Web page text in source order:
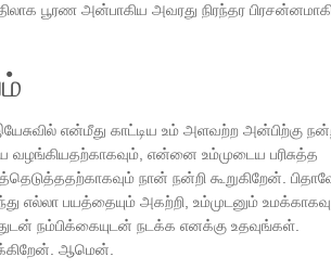
பூரண அன்பாகிய அவரது நிரந்தர
என்மீது காட்டிய உம் அளவற்ற அன்பிற்கு
வழங்கியதற்காகவும், என்னை உம்முடைய பரிசுத்த
தத்தெடுத்ததற்காகவும் நான் நன்றி கூறுகிறேன்.
எல்லா பயத்தையும் அகற்றி, உம்முடனும்
நம்பிக்கையுடன் நடக்க எனக்கு உதவுங்கள்.
ஆமென்.